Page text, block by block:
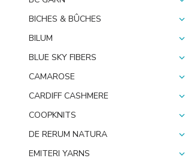
BICHES & BÛCHES
BILUM
BLUE SKY FIBERS
CAMAROSE
CARDIFF CASHMERE
COOPKNITS
DE RERUM NATURA
EMITERI YARNS